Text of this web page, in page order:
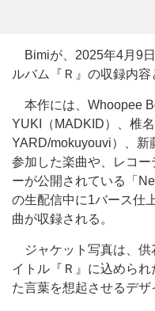
Bimiが、2025年4月9
ルバム『Ｒ』の収録内容
本作には、Whoopee
YUKI（MADKID）、椎
YARD/mokuyouvi）、新
参加した楽曲や、レコ
ーが公開されている「
の生配信中に1バース仕
曲が収録される。
ジャケット写真は、供
イトル『Ｒ』に込めら
た言葉を想起させるデザ